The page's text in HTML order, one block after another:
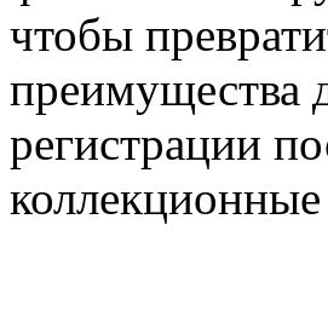
чтобы
преимущества
регистрации